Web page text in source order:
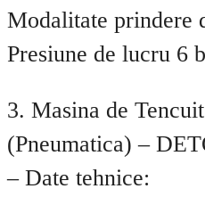
Modalitate prindere
Presiune de lucru 6
3. Masina de
(Pneumatica) –
– Date tehnice: